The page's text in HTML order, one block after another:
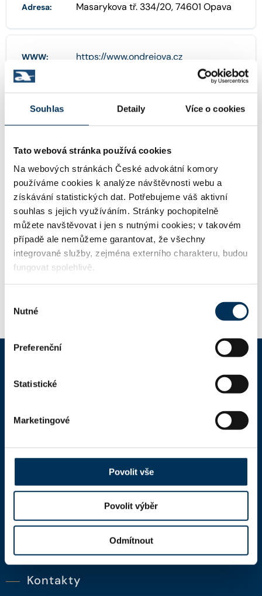
Souhlas Detaily Více o cookies
Tato webová stránka používá cookies
Na webových stránkách České advokátní komory
používáme cookies k analýze návštěvnosti webu a
získávání statistických dat. Potřebujeme váš aktivní
souhlas s jejich využíváním. Stránky pochopitelně
můžete navštěvovat i jen s nutnými cookies; v takovém
případě ale nemůžeme garantovat, že všechny
integrované služby, zejména externího charakteru, budou
fungovat spolehlivě.
souhlasu
Nutné
Preferenční
Statistické
Marketingové
Povolit vše
Povolit výběr
Odmítnout
Adresa: Masarykova tř. 334/20, 74601 Opava
WWW: https://www.ondrejova.cz
Email: eva.ondrejova@ondrejova.cz
Telefon: +420 777 086 287
KONCIPIENTI
Koncipient: Mgr. TEREZA KUŽELOVÁ
Stav: Aktivní
ČAK
Portál ČAK
Kontakty